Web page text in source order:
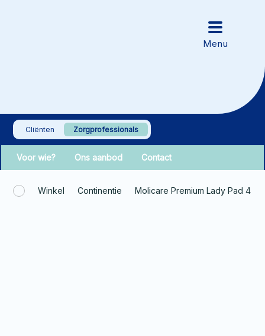
Cliënten Zorgprofessionals
Voor wie? Ons aanbod Contact
Winkel Continentie Molicare Premium Lady Pad 4